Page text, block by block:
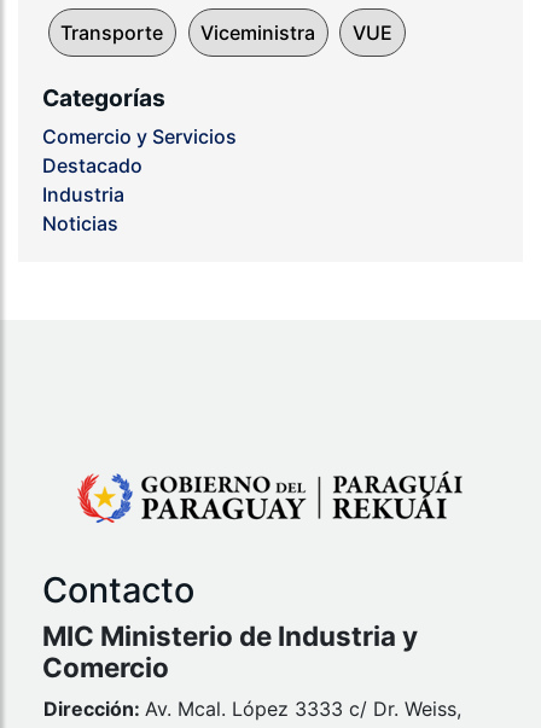
Transporte Viceministra VUE
Categorías
Comercio y Servicios
Destacado
Industria
Noticias
Contacto
MIC Ministerio de Industria y
Comercio
Dirección: Av. Mcal. López 3333 c/ Dr. Weiss,